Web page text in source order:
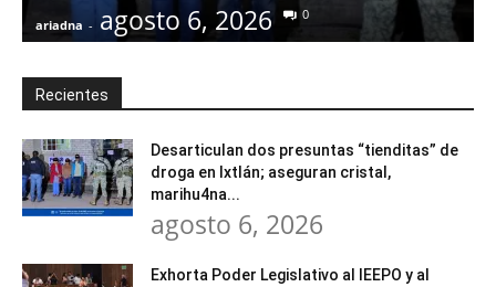
ariadna - agosto 6, 2026 0
Recientes
Desarticulan dos presuntas “tienditas” de
droga en Ixtlán; aseguran cristal,
marihu4na...
agosto 6, 2026
Exhorta Poder Legislativo al IEEPO y al